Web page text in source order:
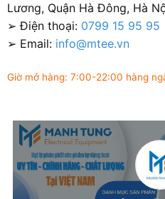
Lương, Quận Hà Đông, Hà
➢ Điện thoại: 0799 15 95 95
➢ Email: info@mtee.vn
Giờ mở hàng: 7:00-22:00 hàng